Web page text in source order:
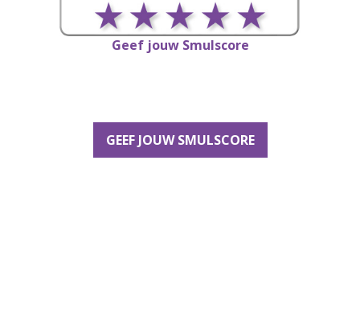
Geef jouw Smulscore
GEEF JOUW SMULSCORE